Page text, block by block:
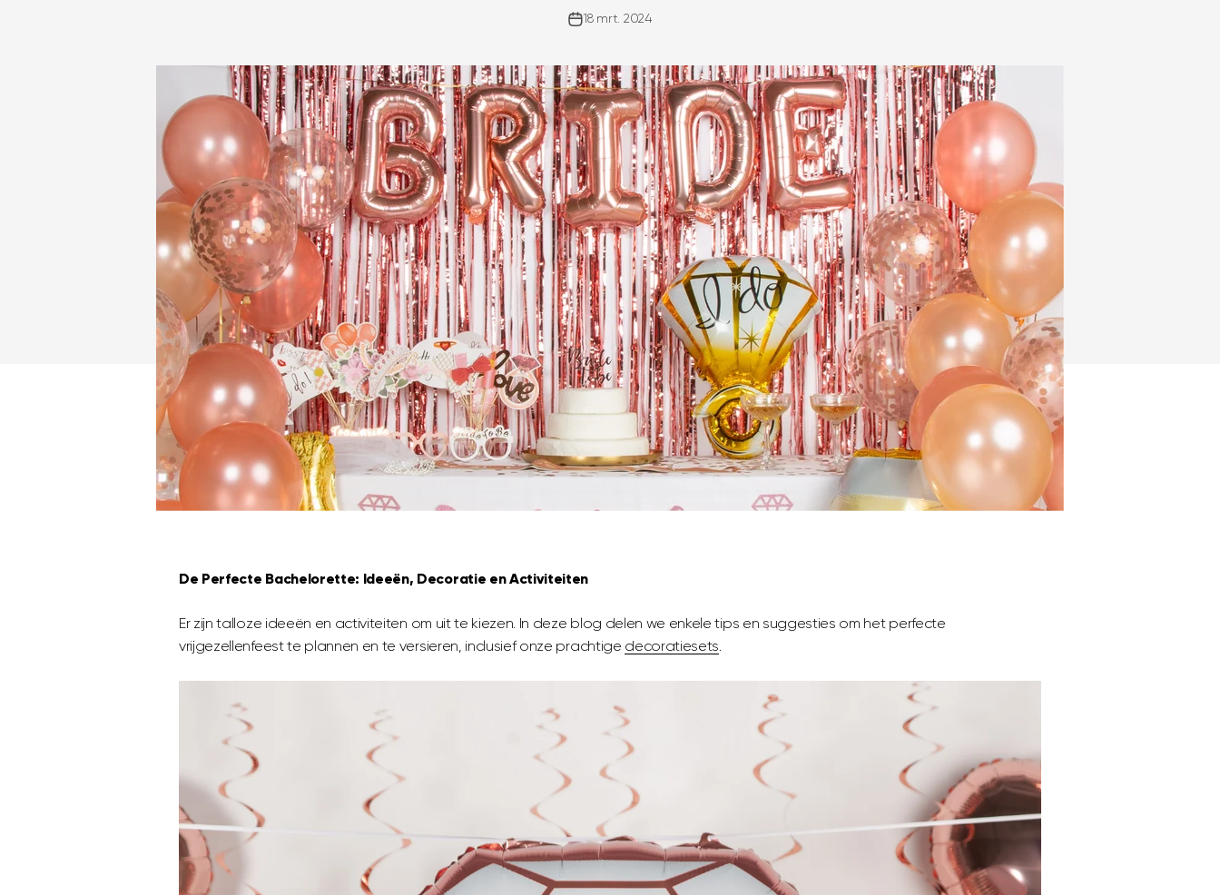
18 mrt. 2024
De Perfecte Bachelorette: Ideeën, Decoratie en Activiteiten
Er zijn talloze ideeën en activiteiten om uit te kiezen. In deze blog delen we enkele tips en suggesties om het perfecte
vrijgezellenfeest te plannen en te versieren, inclusief onze prachtige decoratiesets.